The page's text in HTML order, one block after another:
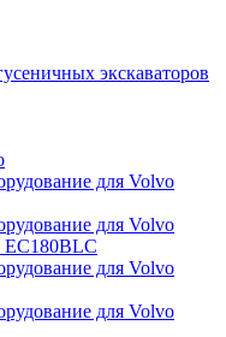
экскаваторов
для Volvo
для Volvo
для Volvo
для Volvo